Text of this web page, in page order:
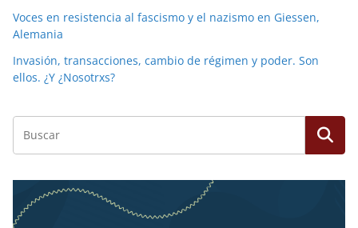
Voces en resistencia al fascismo y el nazismo en Giessen,
Alemania
Invasión, transacciones, cambio de régimen y poder. Son
ellos. ¿Y ¿Nosotrxs?